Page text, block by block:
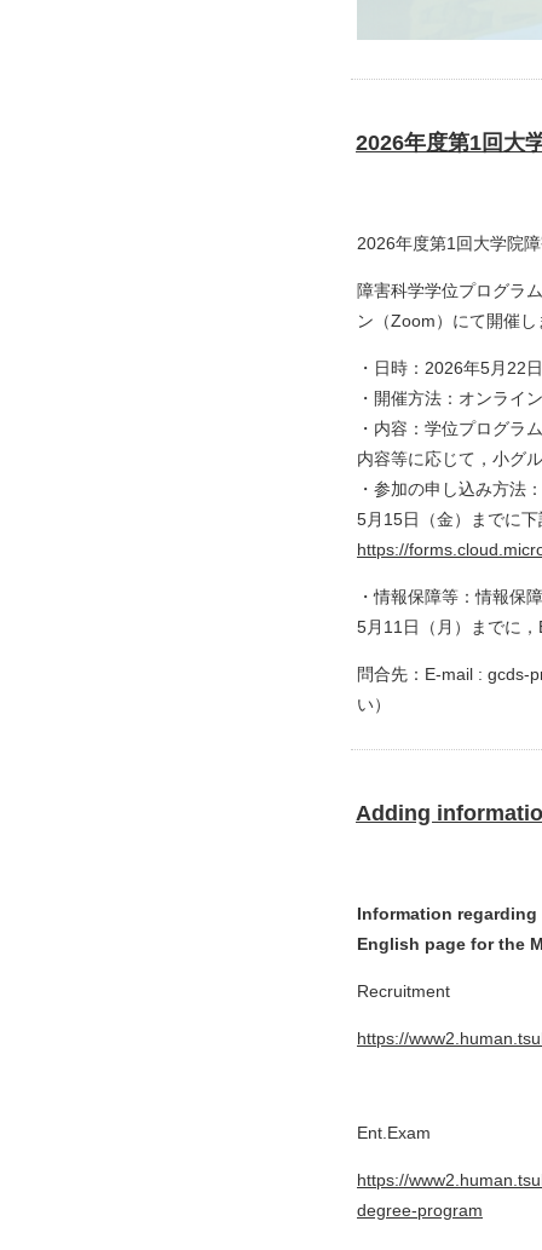
2026年度第1回大
2026年度第1回大学院
障害科学学位プログラ
ン（Zoom）にて開催し
・日時：2026年5月22
・開催方法：オンライ
・内容：学位プログラ
内容等に応じて，小グ
・参加の申し込み方法：
5月15日（金）までに
https://
・情報保障等：情報保
5月11日（月）までに
問合先：E-mail : gcds-
い）
Adding
Information
English page for the
Recruitment
https://
Ent.Exam
https://
degree-program